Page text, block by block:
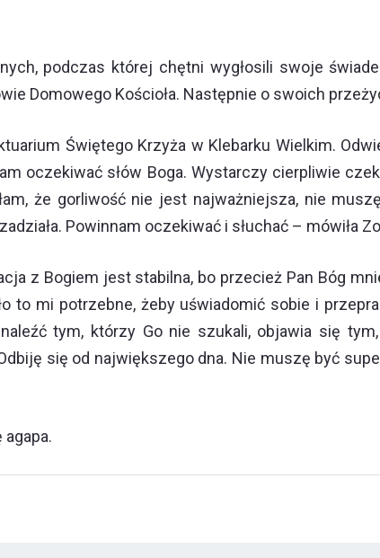
podczas której chętni wygłosili swoje
Domowego Kościoła. Następnie o swoich
Świętego Krzyża w Klebarku Wielkim.
oczekiwać słów Boga. Wystarczy cierpliwie
że gorliwość nie jest najważniejsza, nie
Powinnam oczekiwać i słuchać – mówiła
z Bogiem jest stabilna, bo przecież Pan Bóg
to mi potrzebne, żeby uświadomić sobie i
tym, którzy Go nie szukali, objawia się
się od największego dna. Nie muszę być
agapa.